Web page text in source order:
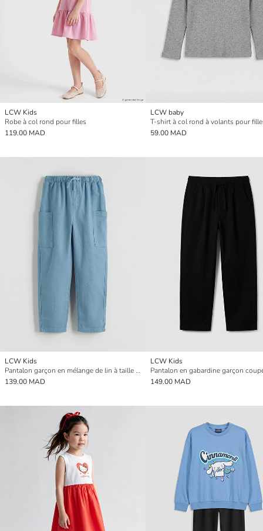
LCW Kids
Robe à col rond pour filles
119.00 MAD
LCW baby
T-shirt à col rond à volants pour
59.00 MAD
LCW Kids
Pantalon garçon en mélange de lin à taille élastique
139.00 MAD
LCW Kids
Pantalon en gabardine garçon
149.00 MAD